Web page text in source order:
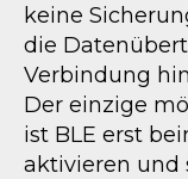
keine
die
Verbindung
Der einzige
ist BLE erst
aktivieren und